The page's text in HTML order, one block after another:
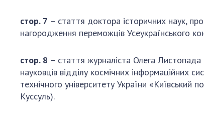
стор. 7 – стаття доктора історичних наук,
нагородження переможців Усеукраїнського
стор. 8 – стаття журналіста Олега
науковців відділу космічних інформаційних
технічного університету України «Київський
Куссуль).